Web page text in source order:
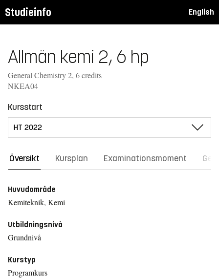
Studieinfo English
Allmän kemi 2, 6 hp
General Chemistry 2, 6 credits
NKEA04
Kursstart
Översikt Kursplan Examinationsmoment
Huvudområde
Kemiteknik, Kemi
Utbildningsnivå
Grundnivå
Kurstyp
Programkurs